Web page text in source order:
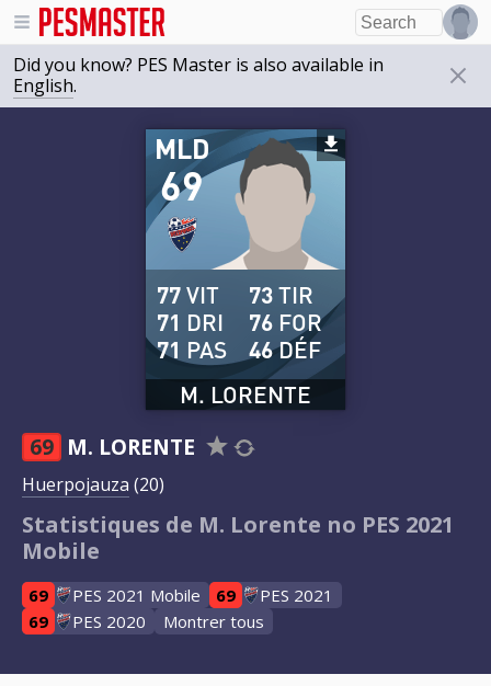
Did you know? PES Master is also available in
English.
69
MLD
M. LORENTE
77VIT
71 DRI
71 PAS
73TIR
76 FOR
46DÉF
69 M. LORENTE
Huerpojauza (20)
Statistiques de M. Lorente no PES 2021
Mobile
69 PES 2021 Mobile 69
PES 2021
69
PES 2020 Montrer tous